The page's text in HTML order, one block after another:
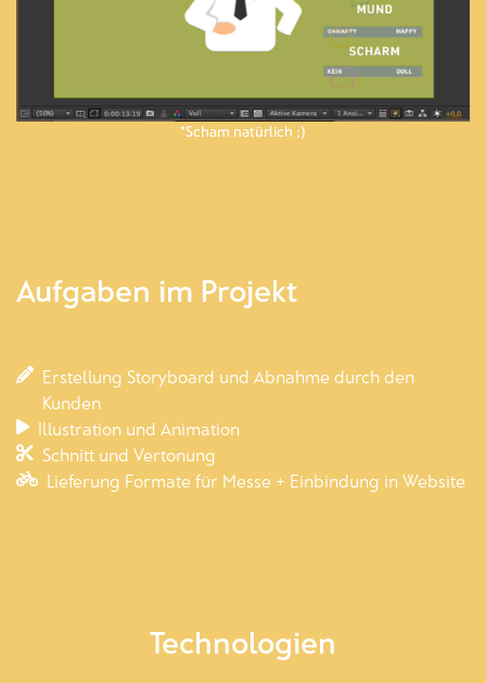
*Scham natürlich ;)
Aufgaben im Projekt
Erstellung Storyboard und Abnahme durch den
Kunden
Illustration und Animation
Schnitt und Vertonung
Lieferung Formate für Messe + Einbindung in Website
Technologien